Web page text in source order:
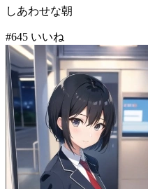
しあわせな朝
#645 いいね